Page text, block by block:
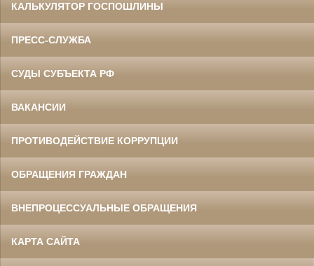
КАЛЬКУЛЯТОР ГОСПОШЛИНЫ
ПРЕСС-СЛУЖБА
СУДЫ СУБЪЕКТА РФ
ВАКАНСИИ
ПРОТИВОДЕЙСТВИЕ КОРРУПЦИИ
ОБРАЩЕНИЯ ГРАЖДАН
ВНЕПРОЦЕССУАЛЬНЫЕ ОБРАЩЕНИЯ
КАРТА САЙТА